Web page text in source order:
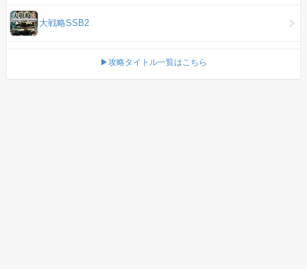
大戦略SSB2
▶攻略タイトル一覧はこちら